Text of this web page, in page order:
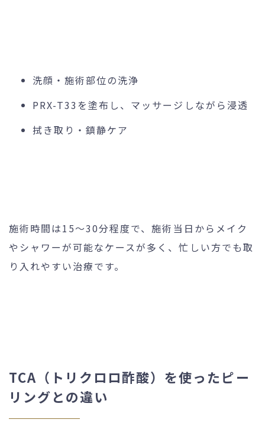
洗顔・施術部位の洗浄
PRX-T33を塗布し、マッサージしながら浸透
拭き取り・鎮静ケア
施術時間は15〜30分程度で、施術当日からメイク
やシャワーが可能なケースが多く、忙しい方でも取
り入れやすい治療です。
TCA（トリクロロ酢酸）を使ったピー
リングとの違い